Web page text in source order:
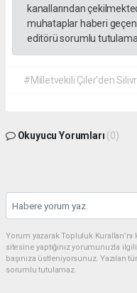
kanallarından
muhataplar haberi
editörü sorumlu
#Milletvekili Çiler’den
Okuyucu Yorumları (0)
Yorum yazarak Topluluk
sitesine yaptığınız yorumunuzla
başınıza üstleniyorsunuz. Yazılan
sorumlu tutulamaz.